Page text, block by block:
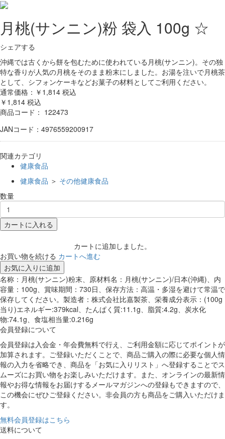
月桃(サンニン)粉 袋入 100g ☆
シェアする
沖縄では古くから餅を包むために使われている月桃(サンニン)。その独
特な香りが人気の月桃をそのまま粉末にしました。お湯を注いで月桃茶
として、シフォンケーキなどお菓子の材料としてご利用ください。
通常価格：￥1,814 税込
￥1,814 税込
商品コード： 122473
JANコード：4976559200917
関連カテゴリ
健康食品
健康食品 ＞ その他健康食品
数量
カートに入れる
カートに追加しました。
お買い物を続ける カートへ進む
お気に入りに追加
名称：月桃(サンニン)粉末、原材料名：月桃(サンニン)/日本(沖縄)、内
容量：100g、賞味期間：730日、保存方法：高温・多湿を避けて常温で
保存してください。製造者：株式会社比嘉製茶、栄養成分表示：(100g
当り)エネルギー:379kcal、たんぱく質:11.1g、脂質:4.2g、炭水化
物:74.1g、食塩相当量:0.216g
会員登録について
会員登録は入会金・年会費無料で行え、ご利用金額に応じてポイントが
加算されます。ご登録いただくことで、商品ご購入の際に必要な個人情
報の入力を省略でき、商品を「お気に入りリスト」へ登録することでス
ムーズにお買い物をお楽しみいただけます。また、オンラインの最新情
報やお得な情報をお届けするメールマガジンへの登録もできますので、
この機会にぜひご登録ください。非会員の方も商品をご購入いただけま
す。
無料会員登録はこちら
送料について